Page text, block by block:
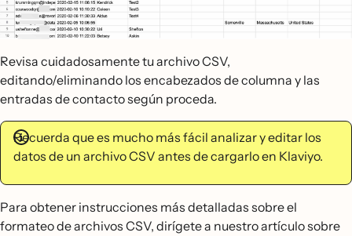
Revisa cuidadosamente tu archivo CSV,
editando/eliminando los encabezados de columna y las
entradas de contacto según proceda.
Recuerda que es mucho más fácil analizar y editar los
datos de un archivo CSV antes de cargarlo en Klaviyo.
Para obtener instrucciones más detalladas sobre el
formateo de archivos CSV, dirígete a nuestro artículo sobre